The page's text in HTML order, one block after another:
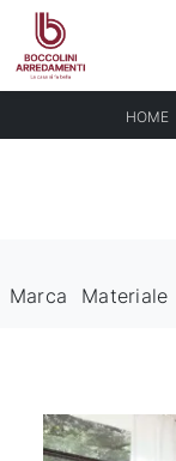
HOME
Marca Materiale